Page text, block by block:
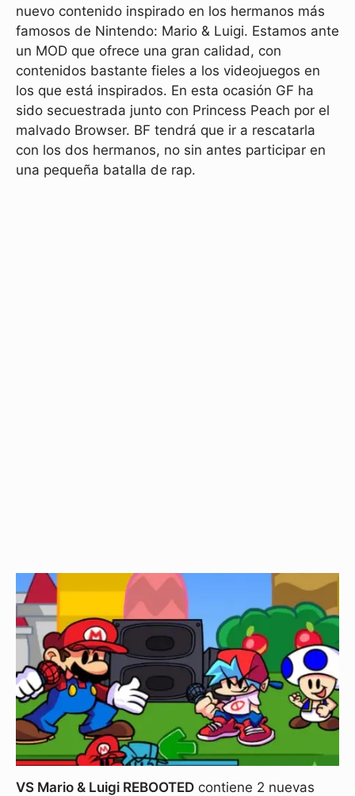
nuevo contenido inspirado en los hermanos más
famosos de Nintendo: Mario & Luigi. Estamos ante
un MOD que ofrece una gran calidad, con
contenidos bastante fieles a los videojuegos en
los que está inspirados. En esta ocasión GF ha
sido secuestrada junto con Princess Peach por el
malvado Browser. BF tendrá que ir a rescatarla
con los dos hermanos, no sin antes participar en
una pequeña batalla de rap.
VS Mario & Luigi REBOOTED contiene 2 nuevas